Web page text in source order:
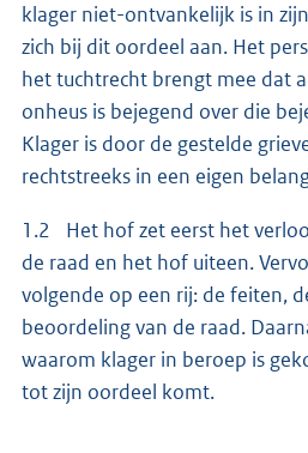
klager niet-ontvankelijk is in
zich bij dit oordeel aan. Het
het tuchtrecht brengt mee dat
onheus is bejegend over die
Klager is door de gestelde
rechtstreeks in een eigen
1.2 Het hof zet eerst het
de raad en het hof uiteen.
volgende op een rij: de feiten,
beoordeling van de raad.
waarom klager in beroep is
tot zijn oordeel komt.